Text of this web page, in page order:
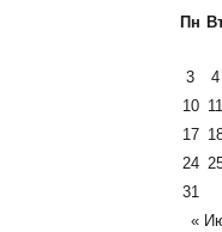
Пн
«
3
4
10 11
17
24
31